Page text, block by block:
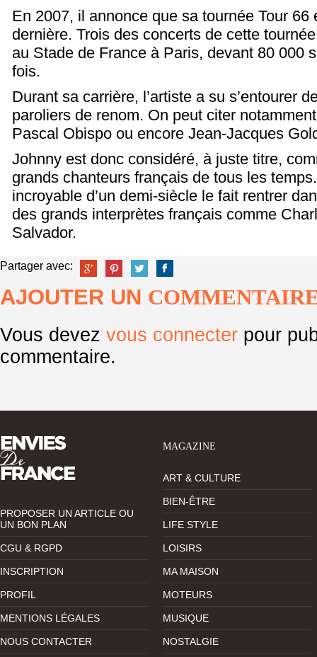
En 2007, il annonce que sa tournée Tour 66
dernière. Trois des concerts de cette
au Stade de France à Paris, devant 80 000
fois.
Durant sa carrière, l’artiste a su s’entourer
paroliers de renom. On peut citer
Pascal Obispo ou encore Jean-Jacques
Johnny est donc considéré, à juste titre,
grands chanteurs français de tous les
incroyable d’un demi-siècle le fait rentrer
des grands interprètes français comme
Salvador.
Partager avec:
AJOUTER UN
Vous devez vous connecter pour
commentaire.
PROPOSER UN ARTICLE OU
UN BON PLAN
CGU & RGPD
INSCRIPTION
PROFIL
MENTIONS LÉGALES
NOUS CONTACTER
MAGAZINE
ART & CULTURE
BIEN-ÊTRE
LIFE STYLE
LOISIRS
MA MAISON
MOTEURS
MUSIQUE
NOSTALGIE